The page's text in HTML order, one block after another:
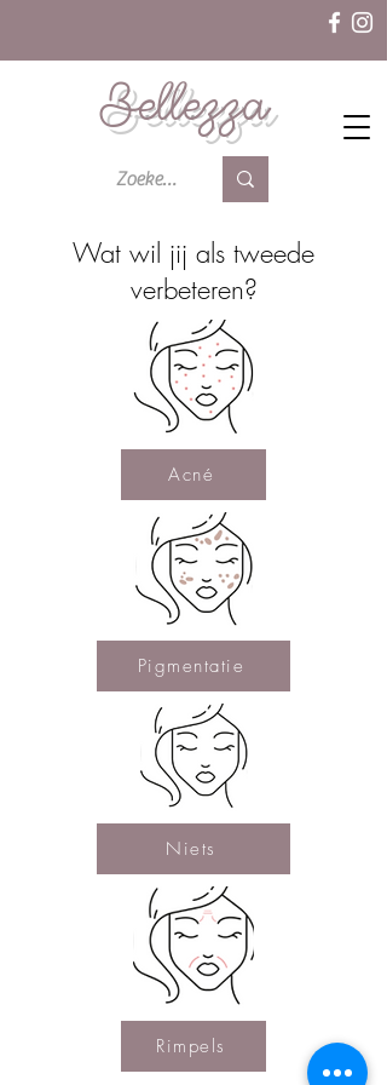
Bellezza
Wat wil jij als tweede
verbeteren?
Acné
Pigmentatie
Niets
Rimpels